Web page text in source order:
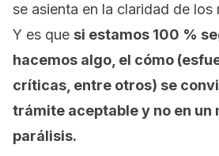
se asienta en la claridad de los
Y es que si estamos 100 %
hacemos algo, el cómo
críticas, entre otros) se
trámite aceptable y no en un
parálisis.